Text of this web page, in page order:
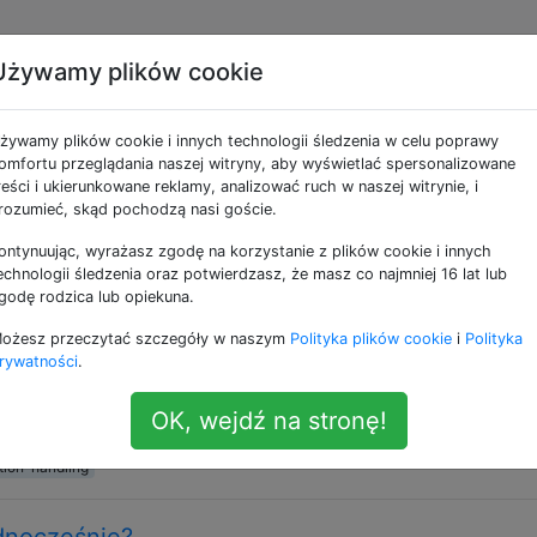
jako exception-
odchylenia od normalnego przepływu programu.
przez procedurę obsługi wyjątku. Obsługa
przez odwijanie stosu, a tym samym
bloku lub procedury obsługi.
wierszu (oprócz bloku)
that may fail except: # do this if ANYTHING goes
that may fail except IDontLikeYouException: # say
# stand on a ladder Ale jeśli chcę zrobić to samo
handling
plików cookie
plików cookie i innych technologii śledzenia w celu poprawy
przeglądania naszej witryny, aby wyświetlać spersonalizowane
i ukierunkowane reklamy, analizować ruch w naszej witrynie, i
skąd pochodzą nasi goście.
wyrażasz zgodę na korzystanie z plików cookie i innych
śledzenia oraz potwierdzasz, że masz co najmniej 16 lat lub
rodzica lub opiekuna.
przeczytać szczegóły w naszym Polityka plików cookie i Polityka
.
OK, wejdź na stronę!